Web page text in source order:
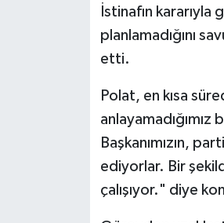
İstinafın
planlamadığını
etti.
Polat, en kısa
Başkanımızın,
ediyorlar. Bir
çalışıyor." diye